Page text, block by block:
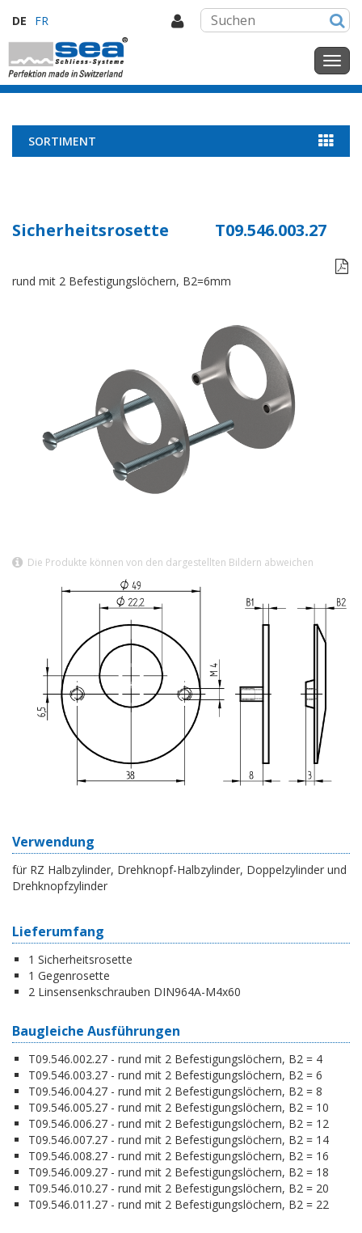
DE FR
SORTIMENT
Sicherheitsrosette T09.546.003.27

rund mit 2 Befestigungslöchern, B2=6mm
Die Produkte können von den dargestellten Bildern abweichen
Verwendung
für RZ Halbzylinder, Drehknopf-Halbzylinder, Doppelzylinder und
Drehknopfzylinder
Lieferumfang
1 Sicherheitsrosette
1 Gegenrosette
2 Linsensenkschrauben DIN964A-M4x60
Baugleiche Ausführungen
T09.546.002.27 - rund mit 2 Befestigungslöchern, B2 = 4
T09.546.003.27 - rund mit 2 Befestigungslöchern, B2 = 6
T09.546.004.27 - rund mit 2 Befestigungslöchern, B2 = 8
T09.546.005.27 - rund mit 2 Befestigungslöchern, B2 = 10
T09.546.006.27 - rund mit 2 Befestigungslöchern, B2 = 12
T09.546.007.27 - rund mit 2 Befestigungslöchern, B2 = 14
T09.546.008.27 - rund mit 2 Befestigungslöchern, B2 = 16
T09.546.009.27 - rund mit 2 Befestigungslöchern, B2 = 18
T09.546.010.27 - rund mit 2 Befestigungslöchern, B2 = 20
T09.546.011.27 - rund mit 2 Befestigungslöchern, B2 = 22